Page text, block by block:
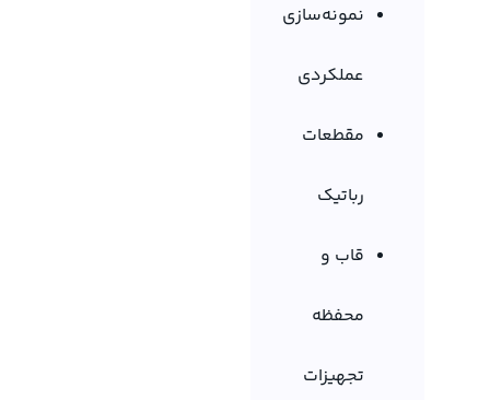
نمونه‌سازی
عملکردی
مقطعات
رباتیک
قاب و
محفظه
تجهیزات